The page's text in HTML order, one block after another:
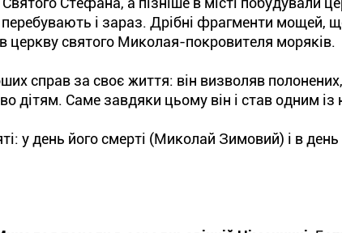
і зараз. Дрібні фрагменти мощей,
церкву святого Миколая-покровителя моряків.
справ за своє життя: він визволяв
дітям. Саме завдяки цьому він і став одним
у день його смерті (Миколай Зимовий) і в